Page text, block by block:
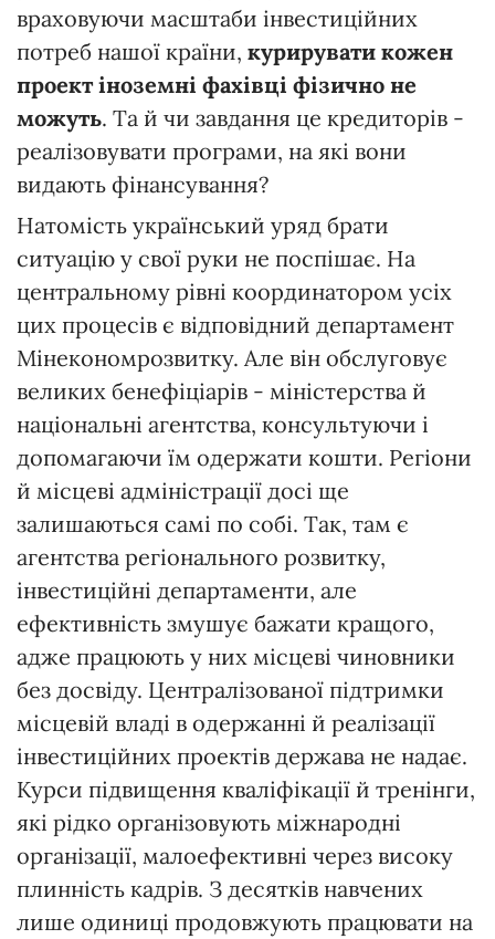
враховуючи масштаби інвестиційних
потреб нашої країни, курирувати кожен
проект іноземні фахівці фізично не
можуть. Та й чи завдання це кредиторів -
реалізовувати програми, на які вони
видають фінансування?
Натомість український уряд брати
ситуацію у свої руки не поспішає. На
центральному рівні координатором усіх
цих процесів є відповідний департамент
Мінекономрозвитку. Але він обслуговує
великих бенефіціарів - міністерства й
національні агентства, консультуючи і
допомагаючи їм одержати кошти. Регіони
й місцеві адміністрації досі ще
залишаються самі по собі. Так, там є
агентства регіонального розвитку,
інвестиційні департаменти, але
ефективність змушує бажати кращого,
адже працюють у них місцеві чиновники
без досвіду. Централізованої підтримки
місцевій владі в одержанні й реалізації
інвестиційних проектів держава не надає.
Курси підвищення кваліфікації й тренінги,
які рідко організовують міжнародні
організації, малоефективні через високу
плинність кадрів. З десятків навчених
лише одиниці продовжують працювати на